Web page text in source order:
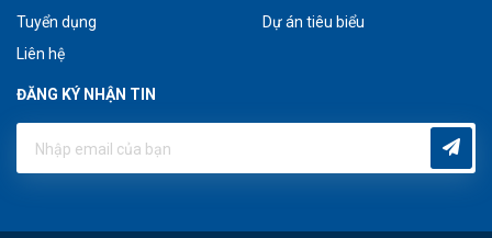
Tuyển dụng
Liên hệ
Dự án tiêu biểu
ĐĂNG KÝ NHẬN TIN